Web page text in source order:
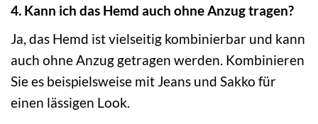
4. Kann ich das Hemd auch ohne Anzug tragen?
Ja, das Hemd ist vielseitig kombinierbar und kann
auch ohne Anzug getragen werden. Kombinieren
Sie es beispielsweise mit Jeans und Sakko für
einen lässigen Look.